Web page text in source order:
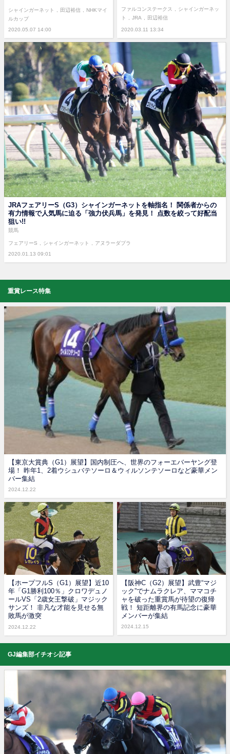
2020.05.07 14:00
シャインガーネット 田辺裕信
NHKマイ
ルカップ
2020.03.11 13:34
ファルコンステークス
シャインガーネッ
ト
JRA 田辺裕信
JRAフェアリーS（G3）シャインガーネットを軸指名！ 関係者からの
有力情報で人気馬に迫る「強力伏兵馬」を発見！ 点数を絞って好配当
狙い!!
2020.01.13 09:01
競馬
フェアリーS シャインガーネット アヌラーダプラ
重賞レース特集
【東京大賞典（G1）展望】国内制圧へ、世界のフォーエバーヤング登
場！ 昨年1、2着ウシュバテソーロ＆ウィルソンテソーロなど豪華メン
バー集結
2024.12.22
【ホープフルS（G1）展望】近10
年「G1勝利100％」クロワデュノ
ールVS「2歳女王撃破」マジック
サンズ！ 非凡な才能を見せる無
敗馬が激突
2024.12.22
【阪神C（G2）展望】武豊“マジ
ック”でナムラクレア、ママコチ
ャを破った重賞馬が待望の復帰
戦！ 短距離界の有馬記念に豪華
メンバーが集結
2024.12.15
GJ編集部イチオシ記事